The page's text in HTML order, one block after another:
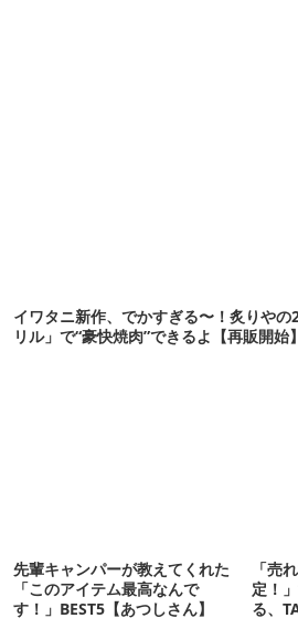
イワタニ新作、でかすぎる〜！炙りや
リル」で“豪快焼肉”できるよ【再販開始】
先輩キャンパーが教えてくれた
「このアイテム最高なんで
す！」BEST5【あつしさん】
「売
定！
る、